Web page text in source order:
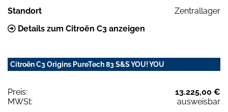
Standort
Zentrallager
Details zum Citroën C3 anzeigen
Citroën C3 Origins PureTech 83 S&S YOU! YOU
Preis:
13.225,00 €
MWSt:
ausweisbar